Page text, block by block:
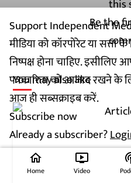
Support Independent
मीडिया को कॉरपोरेट या
निष्पक्ष होना चाहिए. इसीलिए
पत्रकारिता को आजाद रखने
आज ही सब्सक्राइब करें.
Subscribe now
Already a subscriber?
Be the
You may also like
home
Home
ondemand_video
Video